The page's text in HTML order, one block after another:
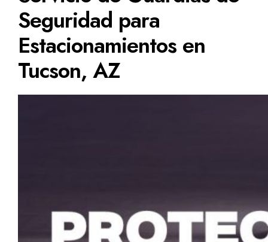
Seguridad para
Estacionamientos en
Tucson, AZ